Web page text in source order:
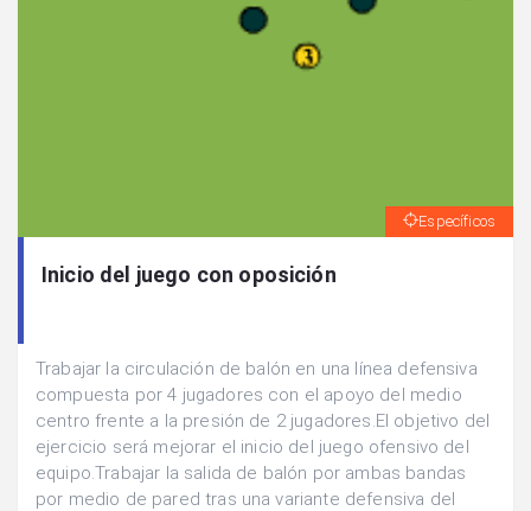
Específicos
Inicio del juego con oposición
Trabajar la circulación de balón en una línea defensiva
compuesta por 4 jugadores con el apoyo del medio
centro frente a la presión de 2 jugadores.El objetivo del
ejercicio será mejorar el inicio del juego ofensivo del
equipo.Trabajar la salida de balón por ambas bandas
por medio de pared tras una variante defensiva del